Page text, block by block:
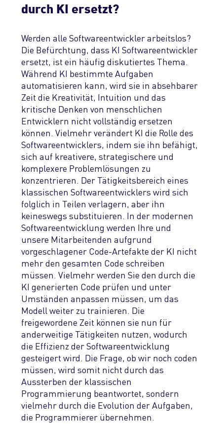
durch KI ersetzt?
Werden alle Softwareentwickler arbeitslos?
Die Befürchtung, dass KI Softwareentwickler
ersetzt, ist ein häufig diskutiertes Thema.
Während KI bestimmte Aufgaben
automatisieren kann, wird sie in absehbarer
Zeit die Kreativität, Intuition und das
kritische Denken von menschlichen
Entwicklern nicht vollständig ersetzen
können. Vielmehr verändert KI die Rolle des
Softwareentwicklers, indem sie ihn befähigt,
sich auf kreativere, strategischere und
komplexere Problemlösungen zu
konzentrieren. Der Tätigkeitsbereich eines
klassischen Softwareentwicklers wird sich
folglich in Teilen verlagern, aber ihn
keineswegs substituieren. In der modernen
Softwareentwicklung werden Ihre und
unsere Mitarbeitenden aufgrund
vorgeschlagener Code-Artefakte der KI nicht
mehrden gesamten Code schreiben
müssen. Vielmehr werden Sie den durch die
KI generierten Code prüfen und unter
Umständen anpassen müssen, um das
Modell weiter zu trainieren. Die
freigewordene Zeit können sie nun für
anderweitige Tätigkeiten nutzen, wodurch
die Effizienz der Softwareentwicklung
gesteigert wird. Die Frage, ob wir noch coden
müssen, wird somit nicht durch das
Aussterben der klassischen
Programmierung beantwortet, sondern
vielmehr durch die Evolution der Aufgaben,
die Programmierer übernehmen.